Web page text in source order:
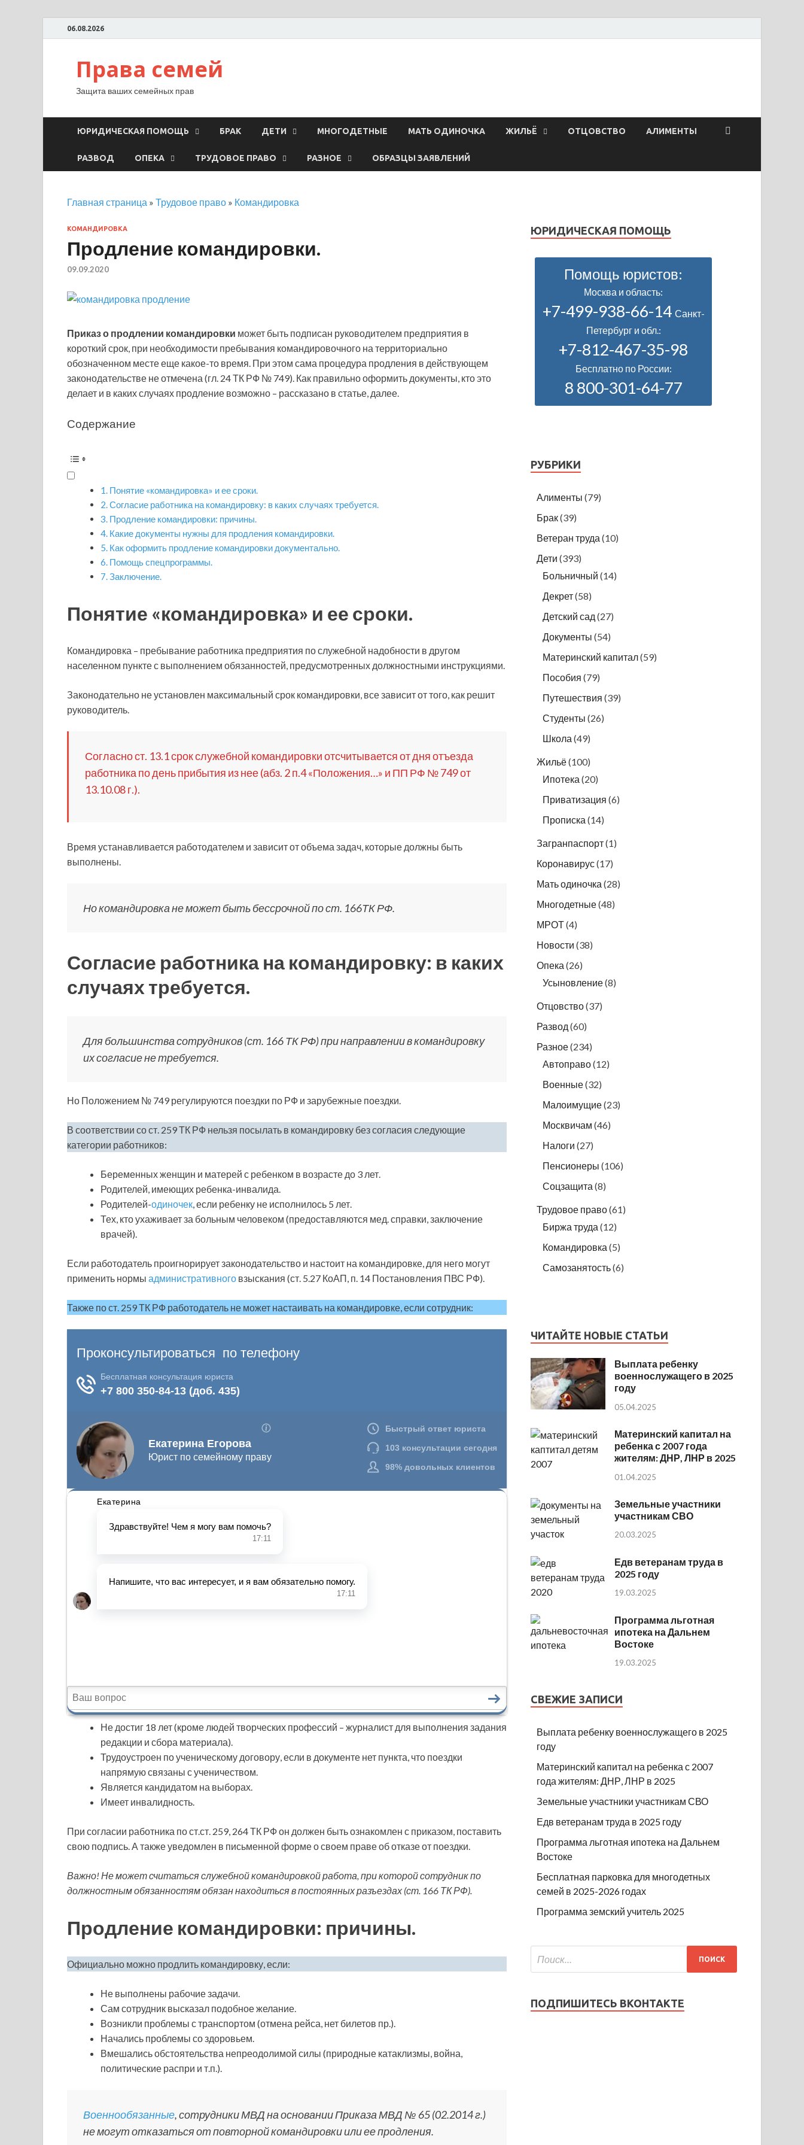
06.08.2026
Права семей
Защита ваших семейных прав
ЮРИДИЧЕСКАЯ ПОМОЩЬ БРАК ДЕТИ МНОГОДЕТНЫЕ МАТЬ ОДИНОЧКА ЖИЛЬЁ ОТЦОВСТВО АЛИМЕНТЫ
РАЗВОД ОПЕКА ТРУДОВОЕ ПРАВО РАЗНОЕ ОБРАЗЦЫ ЗАЯВЛЕНИЙ
Главная страница » Трудовое право » Командировка
КОМАНДИРОВКА
Продление командировки.
09.09.2020
Приказ о продлении командировки может быть подписан руководителем предприятия в
короткий срок, при необходимости пребывания командировочного на территориально
обозначенном месте еще какое-то время. При этом сама процедура продления в действующем
законодательстве не отмечена (гл. 24 ТК РФ № 749). Как правильно оформить документы, кто это
делает и в каких случаях продление возможно – рассказано в статье, далее.
Содержание
Понятие «командировка» и ее сроки.
Согласие работника на командировку: в каких случаях требуется.
Продление командировки: причины.
Какие документы нужны для продления командировки.
Как оформить продление командировки документально.
Помощь спецпрограммы.
Заключение.
Понятие «командировка» и ее сроки.
Командировка – пребывание работника предприятия по служебной надобности в другом
населенном пункте с выполнением обязанностей, предусмотренных должностными инструкциями.
Законодательно не установлен максимальный срок командировки, все зависит от того, как решит
руководитель.
Согласно ст. 13.1 срок служебной командировки отсчитывается от дня отъезда
работника по день прибытия из нее (абз. 2 п.4 «Положения…» и ПП РФ № 749 от
13.10.08 г.).
Время устанавливается работодателем и зависит от объема задач, которые должны быть
выполнены.
Но командировка не может быть бессрочной по ст. 166ТК РФ.
Согласие работника на командировку: в каких
случаях требуется.
Для большинства сотрудников (ст. 166 ТК РФ) при направлении в командировку
их согласие не требуется.
Но Положением № 749 регулируются поездки по РФ и зарубежные поездки.
В соответствии со ст. 259 ТК РФ нельзя посылать в командировку без согласия следующие
категории работников:
Беременных женщин и матерей с ребенком в возрасте до 3 лет.
Родителей, имеющих ребенка-инвалида.
Родителей-одиночек , если ребенку не исполнилось 5 лет.
Тех, кто ухаживает за больным человеком (предоставляются мед. справки, заключение
врачей).
Если работодатель проигнорирует законодательство и настоит на командировке, для него могут
применить нормы административного взыскания (ст. 5.27 КоАП, п. 14 Постановления ПВС РФ).
Также по ст. 259 ТК РФ работодатель не может настаивать на командировке, если сотрудник:
Не достиг 18 лет (кроме людей творческих профессий – журналист для выполнения задания
редакции и сбора материала).
Трудоустроен по ученическому договору, если в документе нет пункта, что поездки
напрямую связаны с ученичеством.
Является кандидатом на выборах.
Имеет инвалидность.
При согласии работника по ст.ст. 259, 264 ТК РФ он должен быть ознакомлен с приказом, поставить
свою подпись. А также уведомлен в письменной форме о своем праве об отказе от поездки.
Важно! Не может считаться служебной командировкой работа, при которой сотрудник по
должностным обязанностям обязан находиться в постоянных разъездах (ст. 166 ТК РФ).
Продление командировки: причины.
Официально можно продлить командировку, если:
Не выполнены рабочие задачи.
Сам сотрудник высказал подобное желание.
Возникли проблемы с транспортом (отмена рейса, нет билетов пр.).
Начались проблемы со здоровьем.
Вмешались обстоятельства непреодолимой силы (природные катаклизмы, война,
политические распри и т.п.).
Военнообязанные, сотрудники МВД на основании Приказа МВД № 65 (02.2014 г.)
не могут отказаться от повторной командировки или ее продления.
ЮРИДИЧЕСКАЯ ПОМОЩЬ
Помощь юристов:
Москва и область:
+7-499-938-66-14 Санкт-
Петербург и обл.:
+7-812-467-35-98
Бесплатно по России:
8 800-301-64-77
РУБРИКИ
Алименты (79)
Брак(39)
Ветеран труда (10)
Дети (393)
Больничный (14)
Декрет(58)
Детский сад (27)
Документы (54)
Материнский капитал(59)
Пособия (79)
Путешествия (39)
Студенты (26)
Школа (49)
Жильё(100)
Ипотека (20)
Приватизация (6)
Прописка (14)
Загранпаспорт(1)
Коронавирус(17)
Мать одиночка (28)
Многодетные(48)
МРОТ(4)
Новости (38)
Опека (26)
Усыновление(8)
Отцовство(37)
Развод (60)
Разное(234)
Автоправо(12)
Военные(32)
Малоимущие(23)
Москвичам (46)
Налоги (27)
Пенсионеры (106)
Соцзащита (8)
Трудовое право(61)
Биржа труда (12)
Командировка (5)
Самозанятость(6)
ЧИТАЙТЕ НОВЫЕ СТАТЬИ
Выплата ребенку
военнослужащего в 2025
году
05.04.2025
Материнский капитал на
ребенка с 2007 года
жителям: ДНР, ЛНР в 2025
01.04.2025
Земельные участники
участникам СВО
20.03.2025
Едв ветеранам труда в
2025 году
19.03.2025
Программа льготная
ипотека на Дальнем
Востоке
19.03.2025
СВЕЖИЕ ЗАПИСИ
Выплата ребенку военнослужащего в 2025
году
Материнский капитал на ребенка с 2007
года жителям: ДНР, ЛНР в 2025
Земельные участники участникам СВО
Едв ветеранам труда в 2025 году
Программа льготная ипотека на Дальнем
Востоке
Бесплатная парковка для многодетных
семей в 2025-2026 годах
Программа земский учитель 2025
ПОДПИШИТЕСЬ ВКОНТАКТЕ